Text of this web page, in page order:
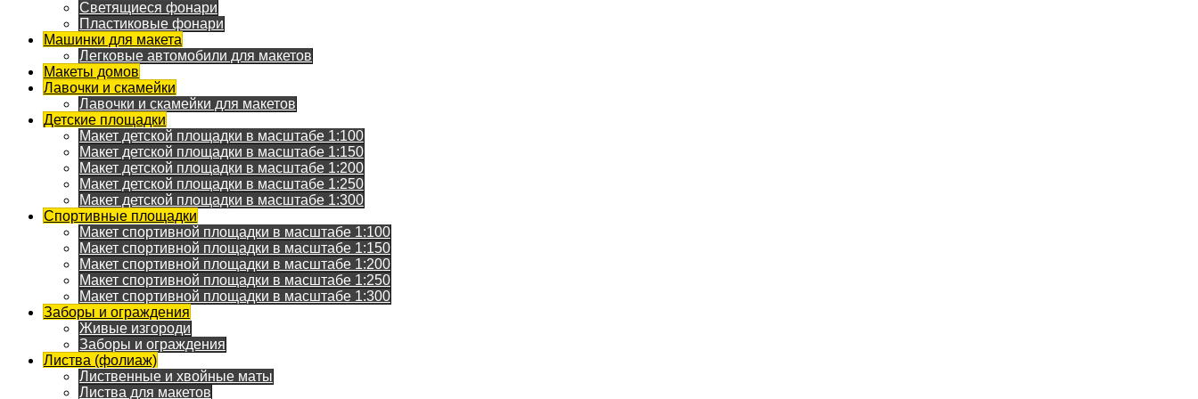
Светящиеся фонари
Пластиковые фонари
Машинки для макета
Легковые автомобили для макетов
Макеты домов
Лавочки и скамейки
Лавочки и скамейки для макетов
Детские площадки
Макет детской площадки в масштабе 1:100
Макет детской площадки в масштабе 1:150
Макет детской площадки в масштабе 1:200
Макет детской площадки в масштабе 1:250
Макет детской площадки в масштабе 1:300
Спортивные площадки
Макет спортивной площадки в масштабе 1:100
Макет спортивной площадки в масштабе 1:150
Макет спортивной площадки в масштабе 1:200
Макет спортивной площадки в масштабе 1:250
Макет спортивной площадки в масштабе 1:300
Заборы и ограждения
Живые изгороди
Заборы и ограждения
Листва (фолиаж)
Лиственные и хвойные маты
Листва для макетов